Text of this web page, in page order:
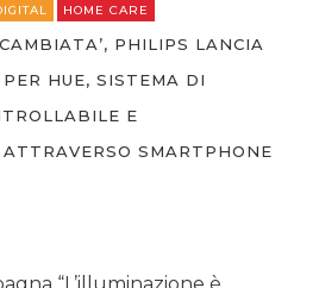
HOME CARE
PHILIPS LANCIA
HUE, SISTEMA DI
E
SMARTPHONE
“L’illuminazione è